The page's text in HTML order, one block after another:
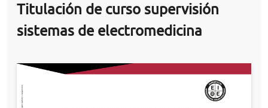
Titulación de curso supervisión
sistemas de electromedicina